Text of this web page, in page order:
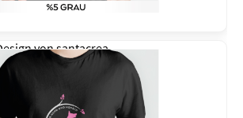
vonsantacrea